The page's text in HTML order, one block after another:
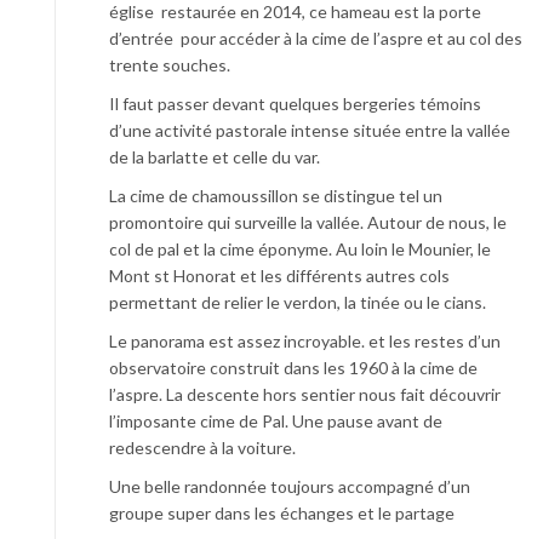
église restaurée en 2014, ce hameau est la porte
d’entrée pour accéder à la cime de l’aspre et au col des
trente souches.
Il faut passer devant quelques bergeries témoins
d’une activité pastorale intense située entre la vallée
de la barlatte et celle du var.
La cime de chamoussillon se distingue tel un
promontoire qui surveille la vallée. Autour de nous, le
col de pal et la cime éponyme. Au loin le Mounier, le
Mont st Honorat et les différents autres cols
permettant de relier le verdon, la tinée ou le cians.
Le panorama est assez incroyable. et les restes d’un
observatoire construit dans les 1960 à la cime de
l’aspre. La descente hors sentier nous fait découvrir
l’imposante cime de Pal. Une pause avant de
redescendre à la voiture.
Une belle randonnée toujours accompagné d’un
groupe super dans les échanges et le partage